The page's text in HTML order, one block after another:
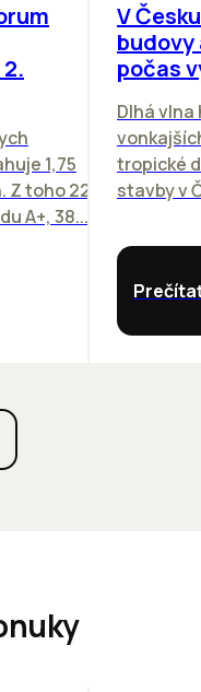
1,75
Z toho 22
A+, 38...
V
počas
Dlhá
tropické
stavby v